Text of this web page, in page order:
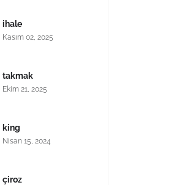
ihale
Kasım 02, 2025
takmak
Ekim 21, 2025
king
Nisan 15, 2024
çiroz